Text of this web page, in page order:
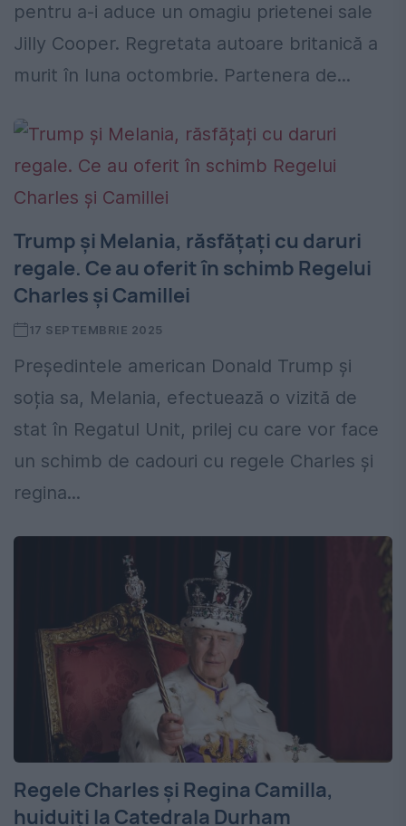
pentru a-i aduce un omagiu prietenei sale
Jilly Cooper. Regretata autoare britanică a
murit în luna octombrie. Partenera de...
Trump și Melania, răsfățați cu daruri
regale. Ce au oferit în schimb Regelui
Charles și Camillei
17 SEPTEMBRIE 2025
Preşedintele american Donald Trump și
soția sa, Melania, efectuează o vizită de
stat în Regatul Unit, prilej cu care vor face
un schimb de cadouri cu regele Charles și
regina...
Regele Charles și Regina Camilla,
huiduiți la Catedrala Durham